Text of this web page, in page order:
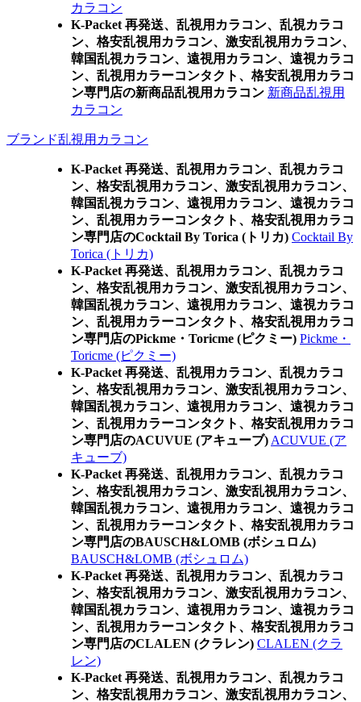
カラコン
K-Packet 再発送、乱視用カラコン、乱視カラコ
ン、格安乱視用カラコン、激安乱視用カラコン、
韓国乱視カラコン、遠視用カラコン、遠視カラコ
ン、乱視用カラーコンタクト、格安乱視用カラコ
ン専門店の新商品乱視用カラコン 新商品乱視用
カラコン
ブランド乱視用カラコン
K-Packet 再発送、乱視用カラコン、乱視カラコ
ン、格安乱視用カラコン、激安乱視用カラコン、
韓国乱視カラコン、遠視用カラコン、遠視カラコ
ン、乱視用カラーコンタクト、格安乱視用カラコ
ン専門店のCocktail By Torica (トリカ) Cocktail By
Torica (トリカ)
K-Packet 再発送、乱視用カラコン、乱視カラコ
ン、格安乱視用カラコン、激安乱視用カラコン、
韓国乱視カラコン、遠視用カラコン、遠視カラコ
ン、乱視用カラーコンタクト、格安乱視用カラコ
ン専門店のPickme・Toricme (ピクミー) Pickme・
Toricme (ピクミー)
K-Packet 再発送、乱視用カラコン、乱視カラコ
ン、格安乱視用カラコン、激安乱視用カラコン、
韓国乱視カラコン、遠視用カラコン、遠視カラコ
ン、乱視用カラーコンタクト、格安乱視用カラコ
ン専門店のACUVUE (アキューブ) ACUVUE (ア
キューブ)
K-Packet 再発送、乱視用カラコン、乱視カラコ
ン、格安乱視用カラコン、激安乱視用カラコン、
韓国乱視カラコン、遠視用カラコン、遠視カラコ
ン、乱視用カラーコンタクト、格安乱視用カラコ
ン専門店のBAUSCH&LOMB (ボシュロム)
BAUSCH&LOMB (ボシュロム)
K-Packet 再発送、乱視用カラコン、乱視カラコ
ン、格安乱視用カラコン、激安乱視用カラコン、
韓国乱視カラコン、遠視用カラコン、遠視カラコ
ン、乱視用カラーコンタクト、格安乱視用カラコ
ン専門店のCLALEN (クラレン) CLALEN (クラ
レン)
K-Packet 再発送、乱視用カラコン、乱視カラコ
ン、格安乱視用カラコン、激安乱視用カラコン、